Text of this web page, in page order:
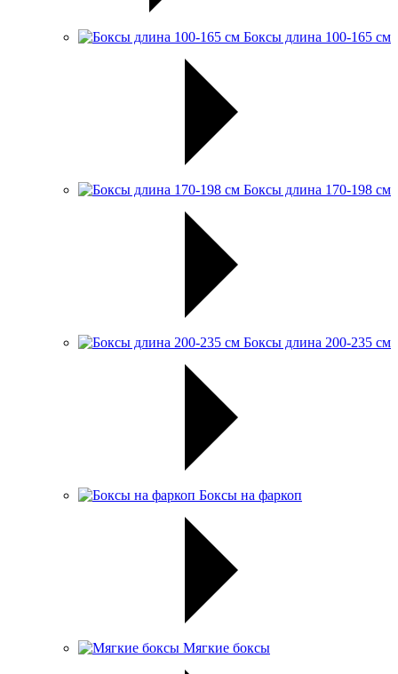
Боксы длина 100-165 см
Боксы длина 170-198 см
Боксы длина 200-235 см
Боксы на фаркоп
Мягкие боксы